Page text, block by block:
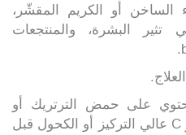
الساخن أو الكريم المقشّر،
تثير البشرة، والمنتجعات
على حمض الترتريك أو
الساليسيليك أو الفيتامين A أو C عالي التركيز أو الكحول قبل